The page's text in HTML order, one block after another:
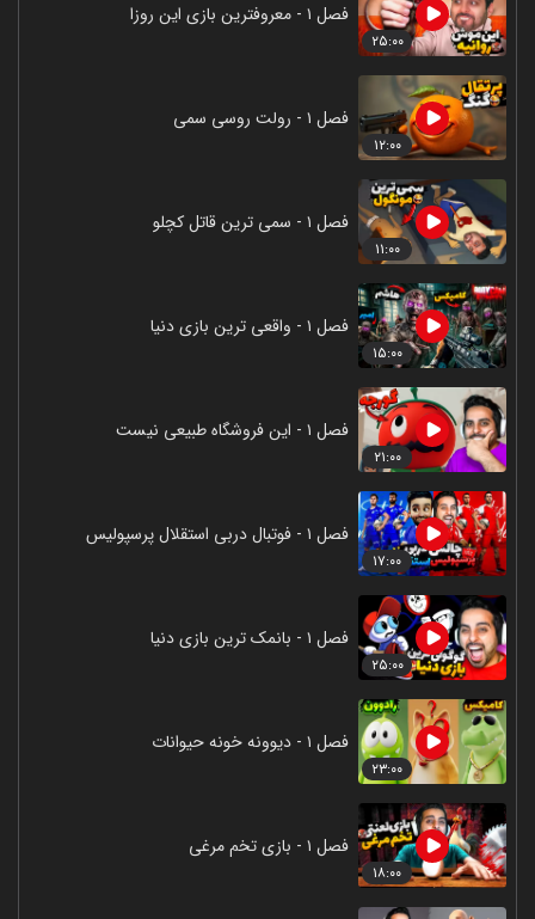
۲۵:۰۰
فصل ۱ - معروفترین بازی این روزا
۱۲:۰۰
فصل ۱ - رولت روسی سمی
۱۱:۰۰
فصل ۱ - سمی ترین قاتل کچلو
۱۵:۰۰
فصل ۱ - واقعی ترین بازی دنیا
۲۱:۰۰
فصل ۱ - این فروشگاه طبیعی نیست
۱۷:۰۰
فصل ۱ - فوتبال دربی استقلال پرسپولیس
۲۵:۰۰
فصل ۱ - بانمک ترین بازی دنیا
۲۳:۰۰
فصل ۱ - دیوونه خونه حیوانات
۱۸:۰۰
فصل ۱ - بازی تخم مرغی